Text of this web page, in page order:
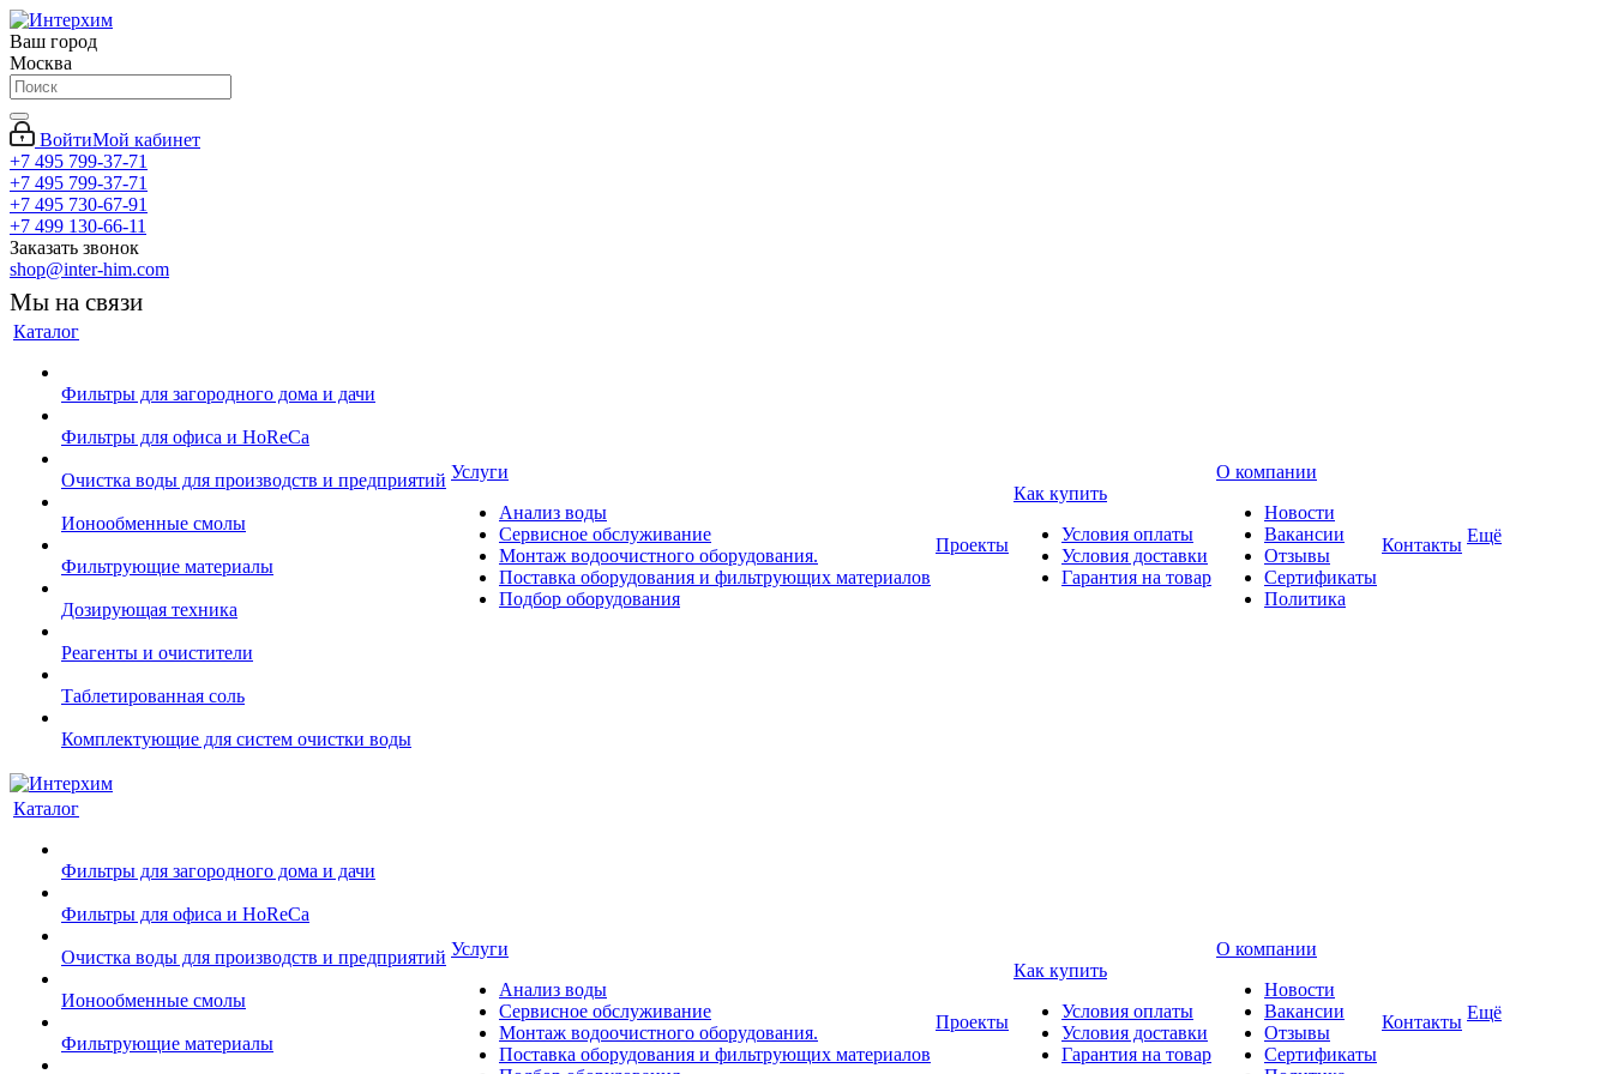
Ваш город
Москва
ВойтиМой кабинет
+7 495 799-37-71
+7 495 799-37-71
+7 495 730-67-91
+7 499 130-66-11
Заказать звонок
shop@inter-him.com
Мы на связи
Каталог
Фильтры для загородного дома и дачи
Фильтры для офиса и HoReCa
Очистка воды для производств и предприятий
Ионообменные смолы
Фильтрующие материалы
Дозирующая техника
Реагенты и очистители
Таблетированная соль
Комплектующие для систем очистки воды
Услуги
Анализ воды
Сервисное обслуживание
Монтаж водоочистного оборудования.
Поставка оборудования и фильтрующих материалов
Подбор оборудования
Проекты
Как купить
Условия оплаты
Условия доставки
Гарантия на товар
О компании
Новости
Вакансии
Отзывы
Сертификаты
Политика
Контакты Ещё
Каталог
Фильтры для загородного дома и дачи
Фильтры для офиса и HoReCa
Очистка воды для производств и предприятий
Ионообменные смолы
Фильтрующие материалы
Услуги
Анализ воды
Сервисное обслуживание
Монтаж водоочистного оборудования.
Поставка оборудования и фильтрующих материалов
Проекты
Как купить
Условия оплаты
Условия доставки
Гарантия на товар
О компании
Новости
Вакансии
Отзывы
Сертификаты
Контакты Ещё